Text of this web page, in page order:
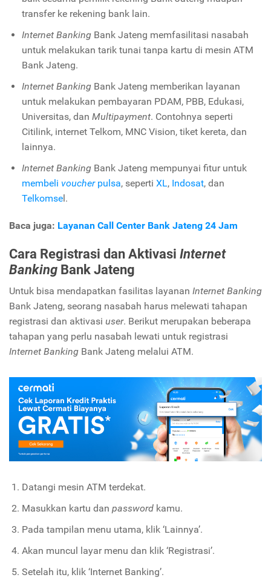
transfer ke rekening bank lain.
Internet BankingBank Jateng memfasilitasi nasabah
untuk melakukan tarik tunai tanpa kartu di mesin ATM
Bank Jateng.
Internet BankingBank Jateng memberikan layanan
untuk melakukan pembayaran PDAM, PBB, Edukasi,
Universitas, dan Multipayment. Contohnya seperti
Citilink, internet Telkom, MNC Vision, tiket kereta, dan
lainnya.
Internet BankingBank Jateng mempunyai fitur untuk
membeli voucher pulsa, seperti XL, Indosat, dan
Telkomsel.
Baca juga: Layanan Call Center Bank Jateng 24 Jam
Cara Registrasi dan Aktivasi Internet
Banking Bank Jateng
Untuk bisa mendapatkan fasilitas layanan Internet Banking
Bank Jateng, seorang nasabah harus melewati tahapan
registrasi dan aktivasi user. Berikut merupakan beberapa
tahapan yang perlu nasabah lewati untuk registrasi
Internet Banking Bank Jateng melalui ATM.
Datangi mesin ATM terdekat.
Masukkan kartu dan passwordkamu.
Pada tampilan menu utama, klik ‘Lainnya’.
Akan muncul layar menu dan klik ‘Registrasi’.
Setelah itu, klik ‘Internet Banking’.